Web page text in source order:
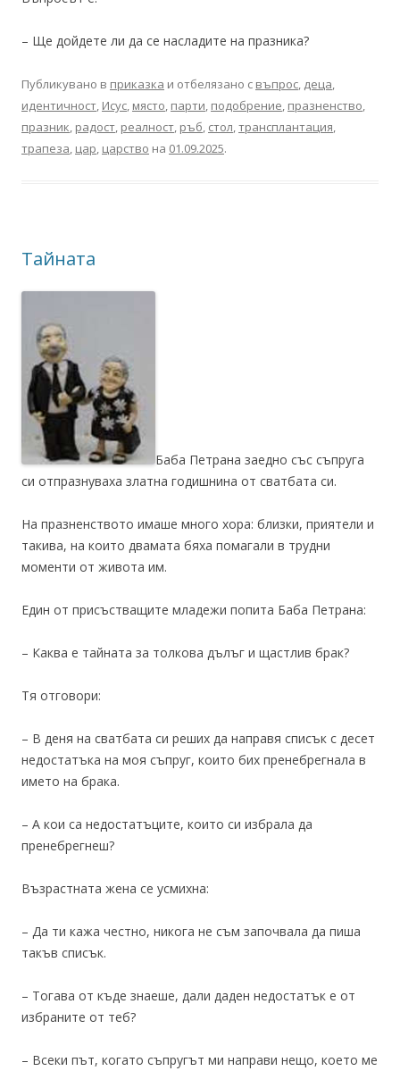
– Ще дойдете ли да се насладите на празника?
Публикувано в приказка и отбелязано с въпрос, деца,
идентичност, Исус, място, парти, подобрение, празненство,
празник, радост, реалност, ръб, стол,трансплантация,
трапеза, цар, царство на 01.09.2025.
Тайната
Баба Петрана заедно със съпруга
си отпразнуваха златна годишнина от сватбата си.
На празненството имаше много хора: близки, приятели и
такива, на които двамата бяха помагали в трудни
моменти от живота им.
Един от присъстващите младежи попита Баба Петрана:
– Каква е тайната за толкова дълъг и щастлив брак?
Тя отговори:
– В деня на сватбата си реших да направя списък с десет
недостатъка на моя съпруг, които бих пренебрегнала в
името на брака.
– А кои са недостатъците, които си избрала да
пренебрегнеш?
Възрастната жена се усмихна:
– Да ти кажа честно, никога не съм започвала да пиша
такъв списък.
– Тогава от къде знаеше, дали даден недостатък е от
избраните от теб?
– Всеки път, когато съпругът ми направи нещо, което ме